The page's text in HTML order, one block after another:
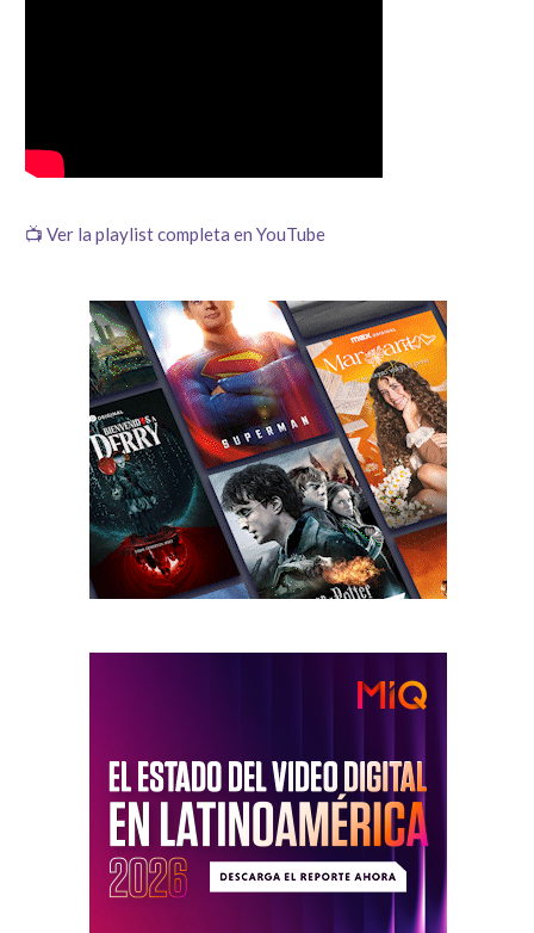
📺 Ver la playlist completa en YouTube